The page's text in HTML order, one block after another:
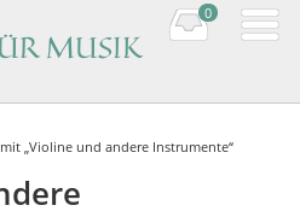
MUSIK
0
„Violine und andere Instrumente“